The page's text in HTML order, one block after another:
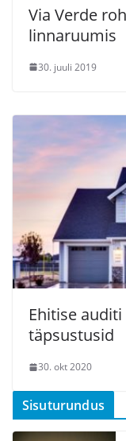
Via Verde
linnaruumis
30. juuli 2019
Ehitise
täpsustusid
30. okt 2020
Sisuturundus